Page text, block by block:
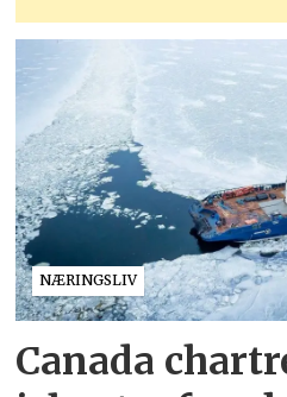
NÆRINGSLIV
Canada